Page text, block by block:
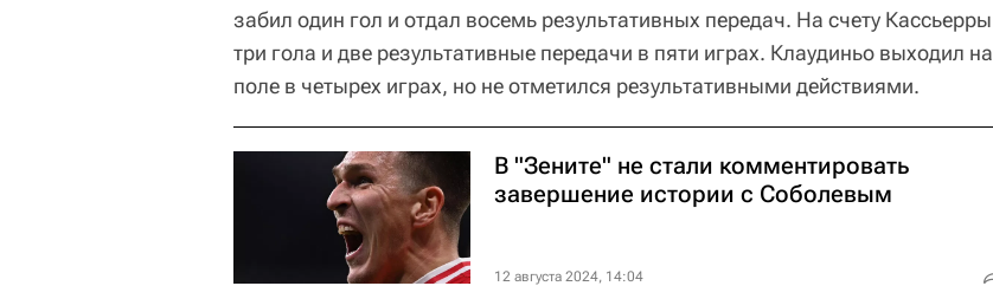
забил один гол и отдал восемь результативных передач. На счету Кассьерры
три гола и две результативные передачи в пяти играх. Клаудиньо выходил на
поле в четырех играх, но не отметился результативными действиями.
В "Зените" не стали комментировать
завершение истории с Соболевым
12 августа 2024, 14:04